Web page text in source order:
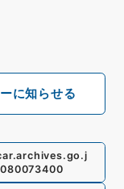
に知らせる